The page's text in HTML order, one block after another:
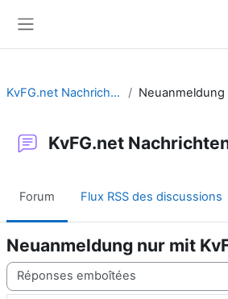
KvFG.net Nachrichten
KvFG.net
Forum Flux RSS des discussions
Neuanmeldung nur mit
Type d’affichage